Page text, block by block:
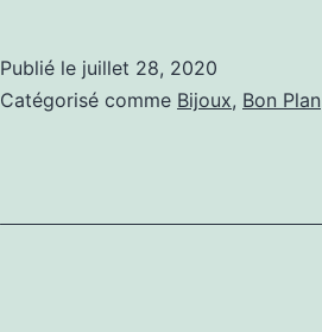
DE
Publié le juillet 28, 2020
Catégorisé comme Bijoux, Bon Plan